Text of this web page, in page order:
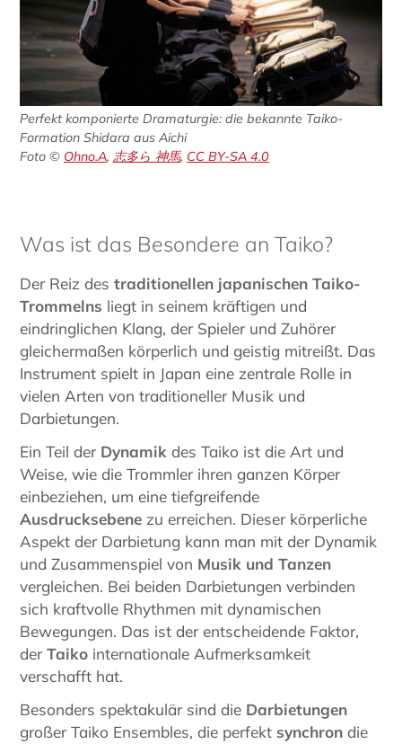
Perfekt komponierte Dramaturgie: die bekannte Taiko-
Formation Shidara aus Aichi
Foto © Ohno.A, 志多ら 神馬, CC BY-SA 4.0
Was ist das Besondere an Taiko?
Der Reiz des traditionellen japanischen Taiko-
Trommelns liegt in seinem kräftigen und
eindringlichen Klang, der Spieler und Zuhörer
gleichermaßen körperlich und geistig mitreißt. Das
Instrument spielt in Japan eine zentrale Rolle in
vielen Arten von traditioneller Musik und
Darbietungen.
Ein Teil der Dynamik des Taiko ist die Art und
Weise, wie die Trommler ihren ganzen Körper
einbeziehen, um eine tiefgreifende
Ausdrucksebene zu erreichen. Dieser körperliche
Aspekt der Darbietung kann man mit der Dynamik
und Zusammenspiel von Musik und Tanzen
vergleichen. Bei beiden Darbietungen verbinden
sich kraftvolle Rhythmen mit dynamischen
Bewegungen. Das ist der entscheidende Faktor,
der Taiko internationale Aufmerksamkeit
verschafft hat.
Besonders spektakulär sind die Darbietungen
großer Taiko Ensembles, die perfekt synchron die